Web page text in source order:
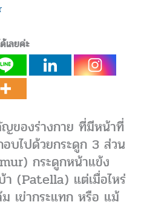
เลยค่ะ
ญของร่างกาย ที่มีหน้าที่
บไปด้วยกระดูก 3 ส่วน
กระดูกหน้าแข้ง
(Patella) แต่เมื่อไหร่
เข่ากระแทก หรือ แม้